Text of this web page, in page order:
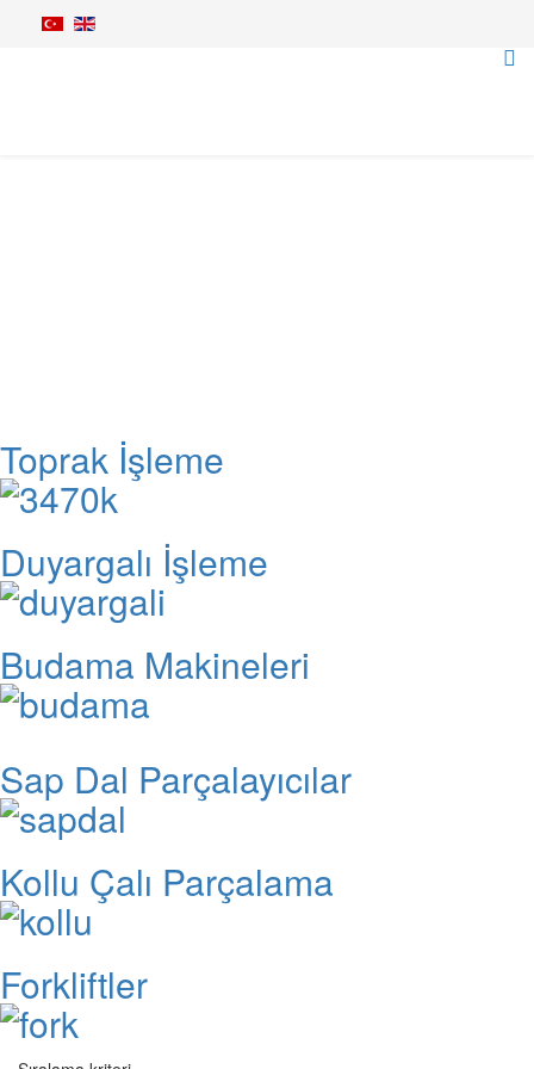
Toprak İşleme
Duyargalı İşleme
Budama Makineleri
Sap Dal Parçalayıcılar
Kollu Çalı Parçalama
Forkliftler